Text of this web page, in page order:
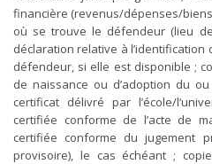
financière (revenus/dépenses/
où se trouve le défendeur (lieu
déclaration relative à
défendeur, si elle est disponible ;
de naissance ou d’adoption du
certificat délivré par l’école/
certifiée conforme de l’acte de
certifiée conforme du jugement
provisoire), le cas échéant ;